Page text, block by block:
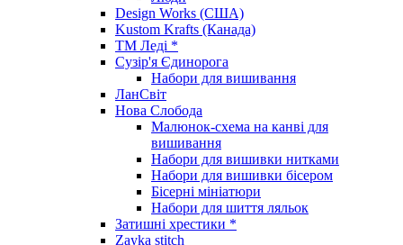
Design Works (США)
Kustom Krafts (Канада)
ТМ Леді *
Сузір'я Єдинорога
Набори для вишивання
ЛанСвіт
Нова Слобода
Малюнок-схема на канві для
вишивання
Набори для вишивки нитками
Набори для вишивки бісером
Бісерні мініатюри
Набори для шиття ляльок
Затишні хрестики *
Zayka stitch